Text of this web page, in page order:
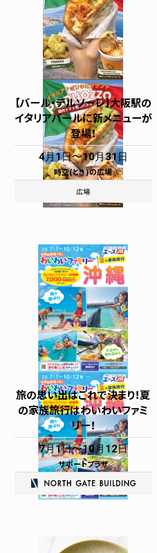
【バール・デルソーレ】大阪駅の
イタリアバールに新メニューが
登場！
4月1日 10月31日
時空(とき)の広場
旅の思い出はこれで決まり！夏
の家族旅行はわいわいファミ
リー！
7月1日 10月12日
サポートプラザ